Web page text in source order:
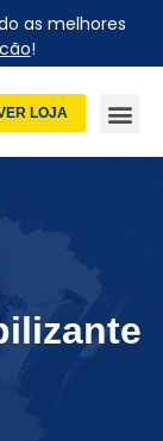
as melhores
!
LOJA